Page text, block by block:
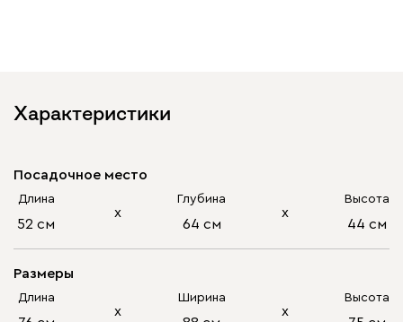
Характеристики
Посадочное место
Длина
52 см
х
Глубина
64 см
х
Высота
44 см
Размеры
Длина
х
Ширина
х
Высота